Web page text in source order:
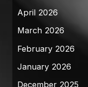
April 2026
March 2026
February 2026
January 2026
December 2025